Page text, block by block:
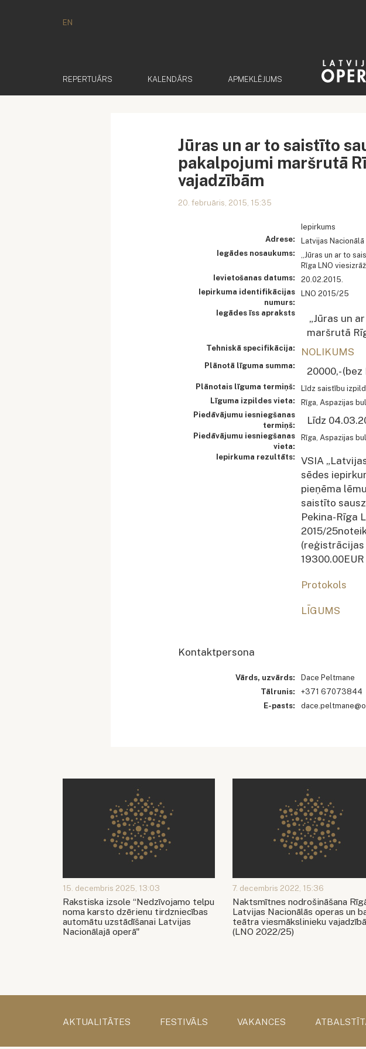
EN
REPERTUĀRS KALENDĀRS APMEKLĒJUMS
Jūras un ar to saistīto
pakalpojumi maršrutā
vajadzībām
20. februāris, 2015, 15:35
Iepirkums
Adrese:
Latvijas
Iegādes nosaukums:
„Jūras un ar to
Rīga LNO
Ievietošanas datums:
20.02.2015.
Iepirkuma identifikācijas
numurs:
LNO 2015/25
Iegādes īss apraksts
„Jūras un
maršrutā
Tehniskā specifikācija: NOLIKUMS
Plānotā līguma summa: 20000,- (bez
Plānotais līguma termiņš:
Līdz saistību
Līguma izpildes vieta:
Rīga, Aspazijas
Piedāvājumu iesniegšanas
termiņš:
Līdz
Piedāvājumu iesniegšanas
vieta:
Rīga, Aspazijas
Iepirkuma rezultāts:
VSIA
sēdes
pieņēma
saistīto
Pekina-Rīga
2015/
(reģistrācijas
Protokols
LĪGUMS
Kontaktpersona
Vārds, uzvārds:
Dace Peltmane
Tālrunis:
+371 67073844
E-pasts:
15. decembris 2025, 13:03
Rakstiska izsole “Nedzīvojamo telpu
noma karsto dzērienu tirdzniecības
automātu uzstādīšanai Latvijas
Nacionālajā operā"
7. decembris 2022, 15:36
Naktsmītnes nodrošināšana
Latvijas Nacionālās operas un
teātra viesmākslinieku
(LNO 2022/25)
AKTUALITĀTES FESTIVĀLS VAKANCES